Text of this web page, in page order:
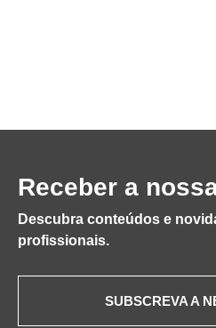
Receber a
Descubra conteúdos e
profissionais.
SUBSCREVA A